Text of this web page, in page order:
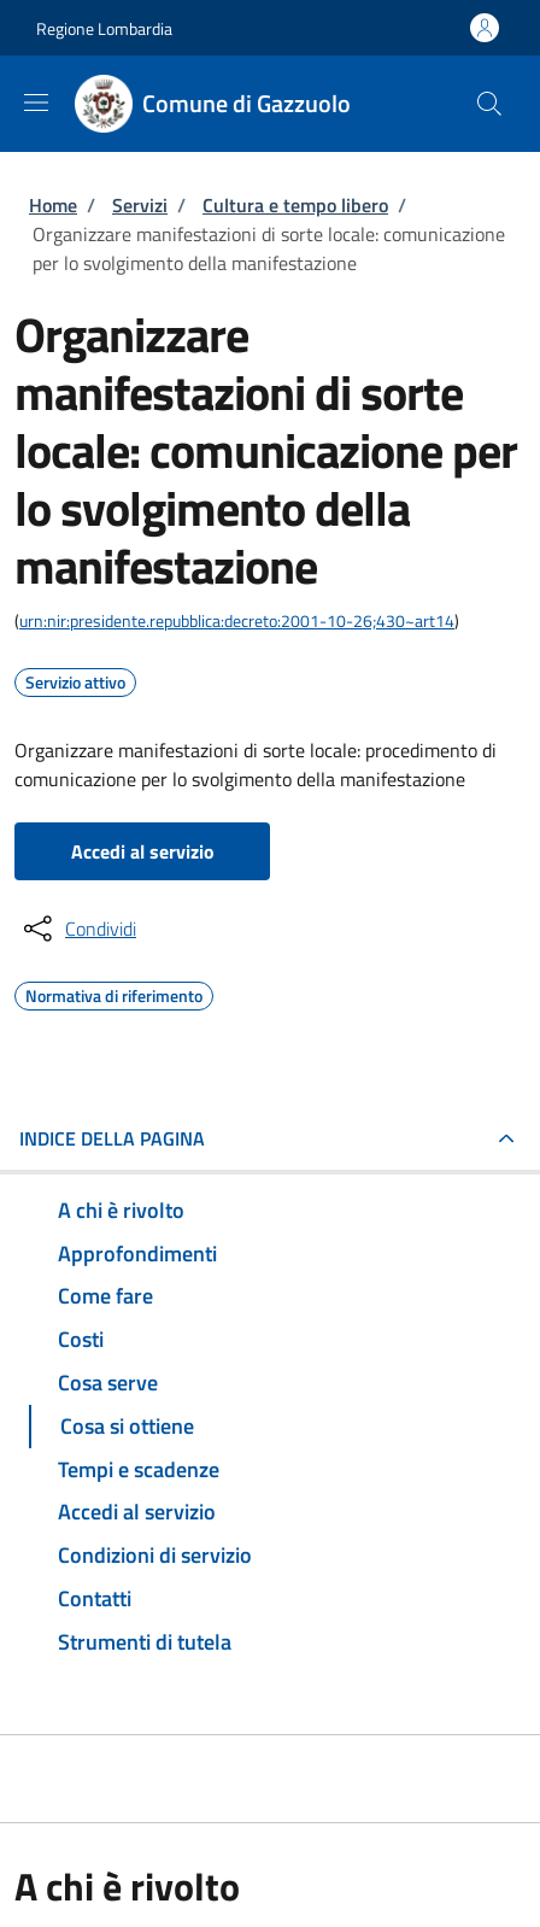
Regione Lombardia
Comune di Gazzuolo
Briciole di pane
Home / Servizi / Cultura e tempo libero /
Organizzare manifestazioni di sorte locale: comunicazione
per lo svolgimento della manifestazione
Organizzare
manifestazioni di sorte
locale: comunicazione per
lo svolgimento della
manifestazione
(urn:nir:presidente.repubblica:decreto:2001-10-26;430~art14)
Servizio attivo
Organizzare manifestazioni di sorte locale: procedimento di
comunicazione per lo svolgimento della manifestazione
Accedi al servizio
Condividi
Normativa di riferimento
INDICE DELLA PAGINA
A chi è rivolto
Approfondimenti
Come fare
Costi
Cosa serve
Cosa si ottiene
Tempi e scadenze
Accedi al servizio
Condizioni di servizio
Contatti
Strumenti di tutela
A chi è rivolto